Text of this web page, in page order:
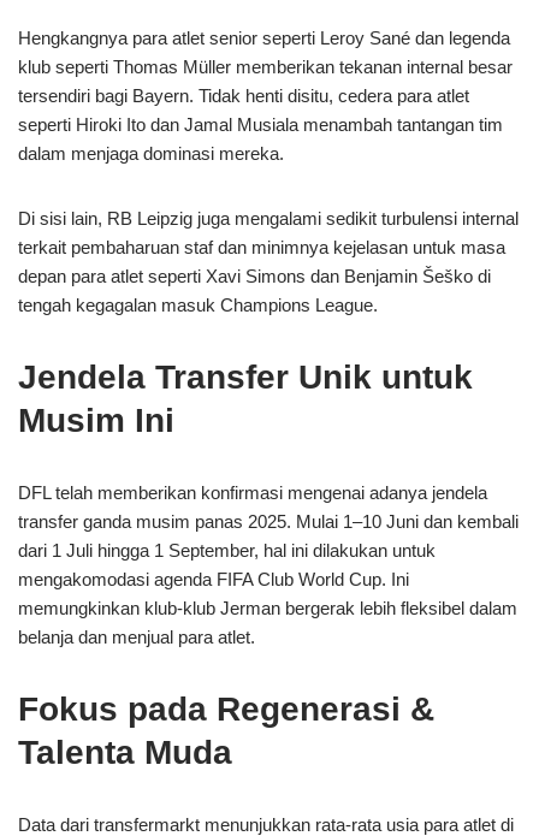
Hengkangnya para atlet senior seperti Leroy Sané dan legenda
klub seperti Thomas Müller memberikan tekanan internal besar
tersendiri bagi Bayern. Tidak henti disitu, cedera para atlet
seperti Hiroki Ito dan Jamal Musiala menambah tantangan tim
dalam menjaga dominasi mereka.
Di sisi lain, RB Leipzig juga mengalami sedikit turbulensi internal
terkait pembaharuan staf dan minimnya kejelasan untuk masa
depan para atlet seperti Xavi Simons dan Benjamin Šeško di
tengah kegagalan masuk Champions League.
Jendela Transfer Unik untuk
Musim Ini
DFL telah memberikan konfirmasi mengenai adanya jendela
transfer ganda musim panas 2025. Mulai 1–10 Juni dan kembali
dari 1 Juli hingga 1 September, hal ini dilakukan untuk
mengakomodasi agenda FIFA Club World Cup. Ini
memungkinkan klub-klub Jerman bergerak lebih fleksibel dalam
belanja dan menjual para atlet.
Fokus pada Regenerasi &
Talenta Muda
Data dari transfermarkt menunjukkan rata‑rata usia para atlet di